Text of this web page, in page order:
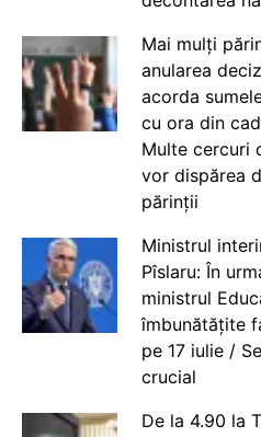
Mai mulți
anularea
acorda
cu ora din
Multe cercuri
vor dispărea
părinții
Ministrul
Pîslaru: În
ministrul
îmbunătățite
pe 17 iulie /
crucial
De la 4.90 la